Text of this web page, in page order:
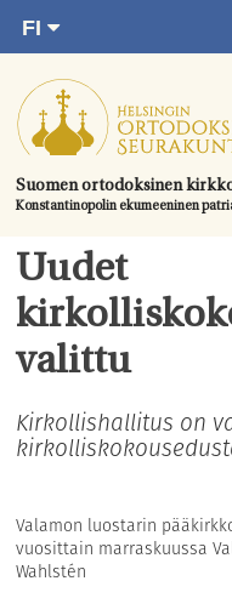
suoraan
sisältöön.
Suomen ortodoksinen
Konstantinopolin ekumeeninen
FI
SV
EN
UA
Etusivu
Ajankohtaista
Juhlat &
Kirkot
Apua & tukea
Tule mukaan
Yhteystiedot
Uudet
valittu
Kirkollishallitus on
Valamon luostarin
vuosittain marraskuussa
Wahlstén